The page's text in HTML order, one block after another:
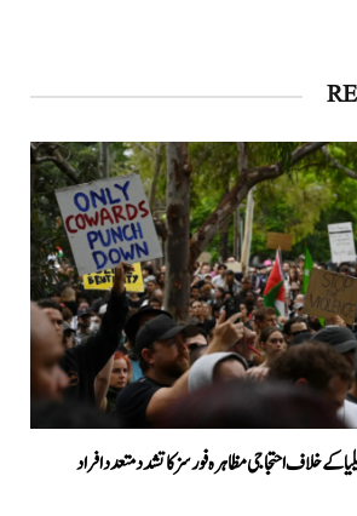
کےخلاف احتجاجی مظاہرہ فورسز کا تشدد متعدد افراد